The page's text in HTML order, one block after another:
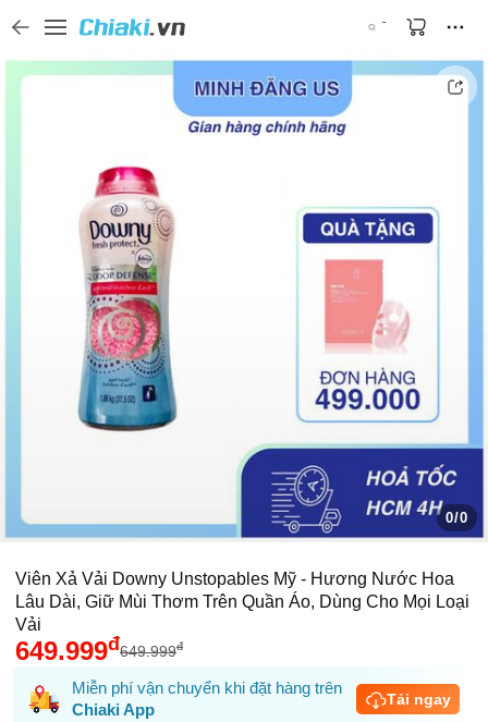
0/0
Viên Xả Vải Downy Unstopables Mỹ - Hương Nước Hoa
Lâu Dài, Giữ Mùi Thơm Trên Quần Áo, Dùng Cho Mọi Loại
Vải
649.999đ649.999đ
Miễn phí vận chuyển khi đặt hàng trên
Chiaki App
Tải ngay